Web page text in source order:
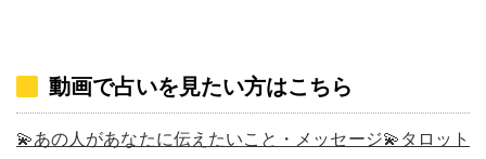
動画で占いを見たい方はこちら
💫あの人があなたに伝えたいこと・メッセージ💫タロット